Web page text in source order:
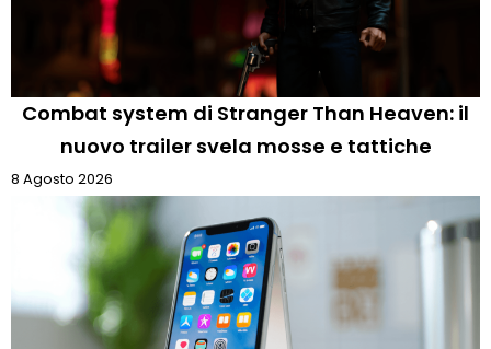
Combat system di Stranger Than Heaven: il
nuovo trailer svela mosse e tattiche
8 Agosto 2026